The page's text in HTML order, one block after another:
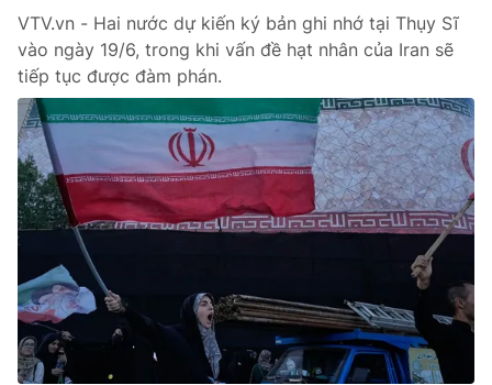
VTV.vn - Hai nước dự kiến ký bản ghi nhớ tại Thụy Sĩ
vào ngày 19/6, trong khi vấn đề hạt nhân của Iran sẽ
tiếp tục được đàm phán.